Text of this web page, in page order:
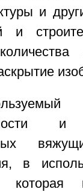
и
и
и
в
которая